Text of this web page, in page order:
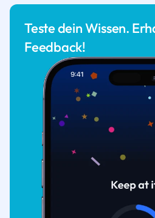
Teste dein Wissen.
Feedback!